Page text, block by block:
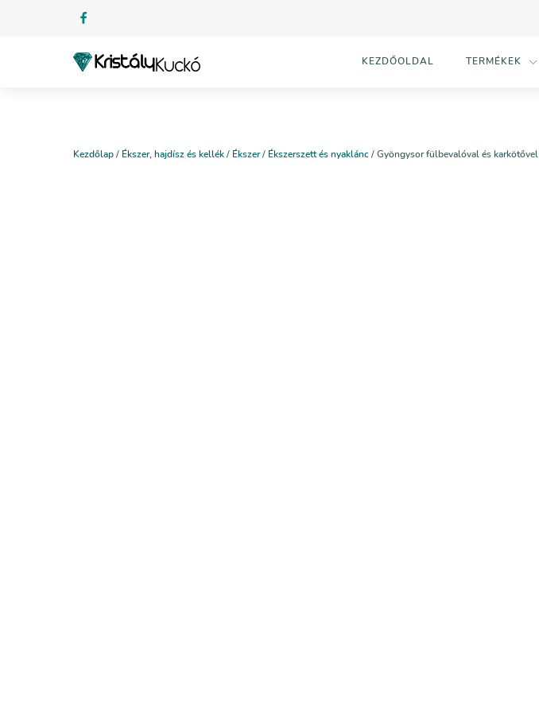
KEZDŐOLDAL TERMÉKEK
Kezdőlap/ Ékszer, hajdísz és kellék/ Ékszer/ Ékszerszett és nyaklánc/ Gyöngysor fülbevalóval és karkötővel